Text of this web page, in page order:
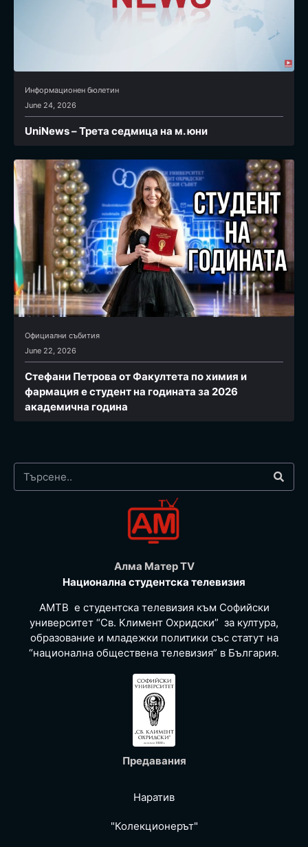
Информационен бюлетин
June 24, 2026
UniNews – Трета седмица на м. юни
Официални събития
June 22, 2026
Стефани Петрова от Факултета по химия и
фармация e студент на годината за 2026
академична година
Алма Матер TV
Национална студентска телевизия
АМТВ е студентска телевизия към Софийски
университет “Св. Климент Охридски” за култура,
образование и младежки политики със статут на
“национална обществена телевизия” в България.
Предавания
Наратив
"Колекционерът"